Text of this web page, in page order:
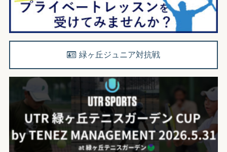
緑ヶ丘ジュニア対抗戦